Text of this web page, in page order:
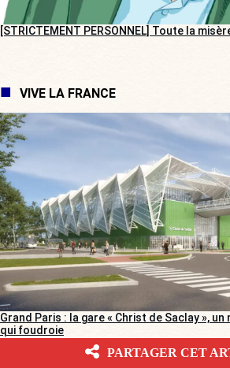
[STRICTEMENT PERSONNEL] Toute la
VIVE LA FRANCE
Grand Paris : la gare « Christ de Saclay »,
qui foudroie
PARTAGER CET